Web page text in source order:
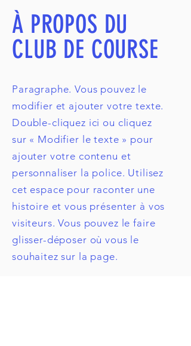
À PROPOS DU
CLUB DE COURSE
Paragraphe. Vous pouvez le
modifier et ajouter votre texte.
Double-cliquez ici ou cliquez
sur « Modifier le texte » pour
ajouter votre contenu et
personnaliser la police. Utilisez
cet espace pour raconter une
histoire et vous présenter à vos
visiteurs. Vous pouvez le faire
glisser-déposer où vous le
souhaitez sur la page.